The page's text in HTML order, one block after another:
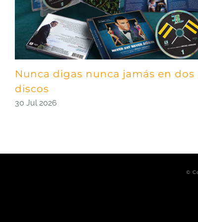
Nunca digas nunca jamás en dos
discos
30 Jul 2026
©